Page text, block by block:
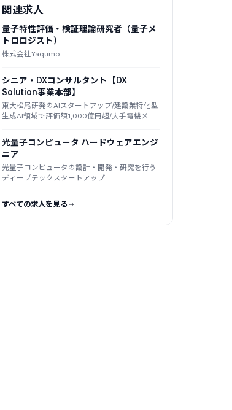
関連求人
量子特性評価・検証理論研究者（量子メ
トロロジスト）
株式会社Yaqumo
シニア・DXコンサルタント【DX
Solution事業本部】
東大松尾研発のAIスタートアップ/建設業特化型
生成AI領域で評価額1,000億円超/大手電機メー
光量子コンピュータ ハードウェアエンジ
ニア
光量子コンピュータの設計・開発・研究を行う
ディープテックスタートアップ
すべての求人を見る